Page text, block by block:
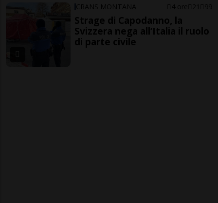
CRANS MONTANA 4 ore 21 99
Strage di Capodanno, la
Svizzera nega all’Italia il ruolo
di parte civile